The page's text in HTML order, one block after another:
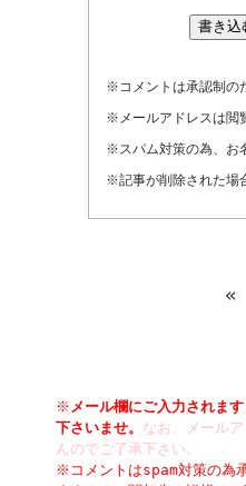
※コメントは承認制の
※メールアドレスは閲
※スパム対策の為、お
※記事が削除された場
«
※ メール欄にご入力されま
下さいませ。 なお、メール
んのでご了承下さい。
※コメントはspam対策の為